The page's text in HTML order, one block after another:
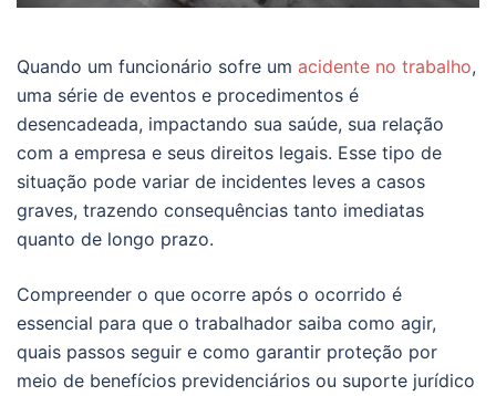
Quando um funcionário sofre um acidente no trabalho,
uma série de eventos e procedimentos é
desencadeada, impactando sua saúde, sua relação
com a empresa e seus direitos legais. Esse tipo de
situação pode variar de incidentes leves a casos
graves, trazendo consequências tanto imediatas
quanto de longo prazo.
Compreender o que ocorre após o ocorrido é
essencial para que o trabalhador saiba como agir,
quais passos seguir e como garantir proteção por
meio de benefícios previdenciários ou suporte jurídico